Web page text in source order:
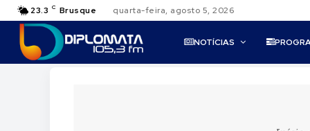
23.3 C Brusque quarta-feira, agosto 5, 2026
NOTÍCIAS